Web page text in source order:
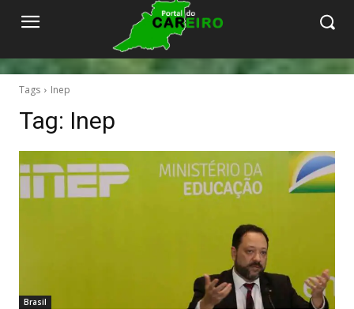
Tags Inep
Tag: Inep
Brasil